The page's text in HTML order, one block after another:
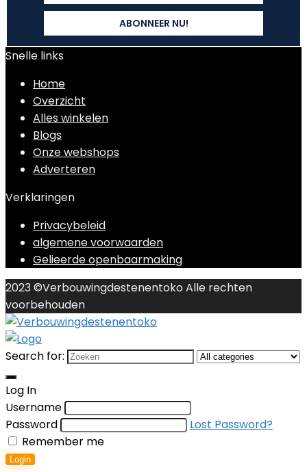
Snelle links
Home
Overzicht
Alles winkelen
Blogs
Onze webshops
Adverteren
Verklaringen
Privacybeleid
algemene voorwaarden
Gelieerde openbaarmaking
2023 ©Verbouwingdestenentoko Alle rechten
voorbehouden
Search for:
Log In
Username
Password
Lost Password?
Remember me
Login